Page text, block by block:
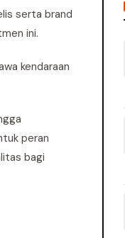
serta brand
ini.
kendaraan
peran
bagi